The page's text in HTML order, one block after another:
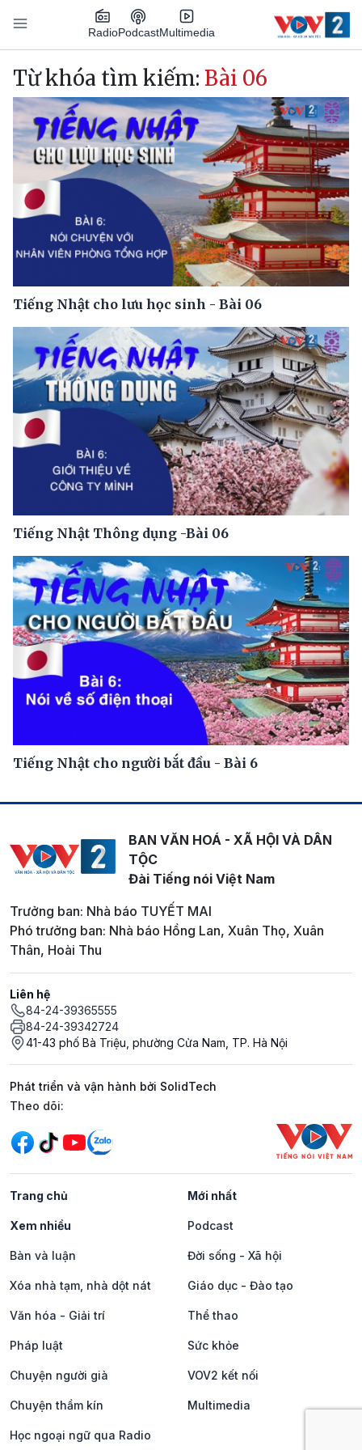
Nhảy đến nội dung
RadioPodcastMultimedia
Main navigation
Từ khóa tìm kiếm: Bài 06
Tiếng Nhật cho lưu học sinh - Bài 06
Tiếng Nhật Thông dụng -Bài 06
Tiếng Nhật cho người bắt đầu - Bài 6
BAN VĂN HOÁ - XÃ HỘI VÀ DÂN
TỘC
Đài Tiếng nói Việt Nam
Trưởng ban: Nhà báo TUYẾT MAI
Phó trưởng ban: Nhà báo Hồng Lan, Xuân Thọ, Xuân
Thân, Hoài Thu
Liên hệ
84-24-39365555
84-24-39342724
41-43 phố Bà Triệu, phường Cửa Nam, TP. Hà Nội
Phát triển và vận hành bởi SolidTech
Mạng xã hội
Theo dõi:
Trang chủ Mới nhất
Xem nhiều Podcast
Bàn và luận Đời sống - Xã hội
Xóa nhà tạm, nhà dột nát Giáo dục - Đào tạo
Văn hóa - Giải trí Thể thao
Pháp luật Sức khỏe
Chuyện người già VOV2 kết nối
Chuyện thầm kín Multimedia
Học ngoại ngữ qua Radio